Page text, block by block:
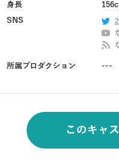
身長
SNS
所属プロダクション ---
このキャ